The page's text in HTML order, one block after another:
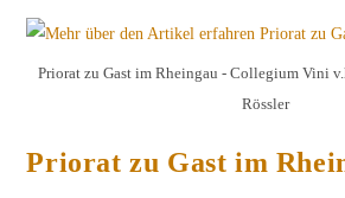
In
Rheingau
Priorat zu Gast im Rheingau - Collegium Vini
Rössler
Priorat zu Gast im